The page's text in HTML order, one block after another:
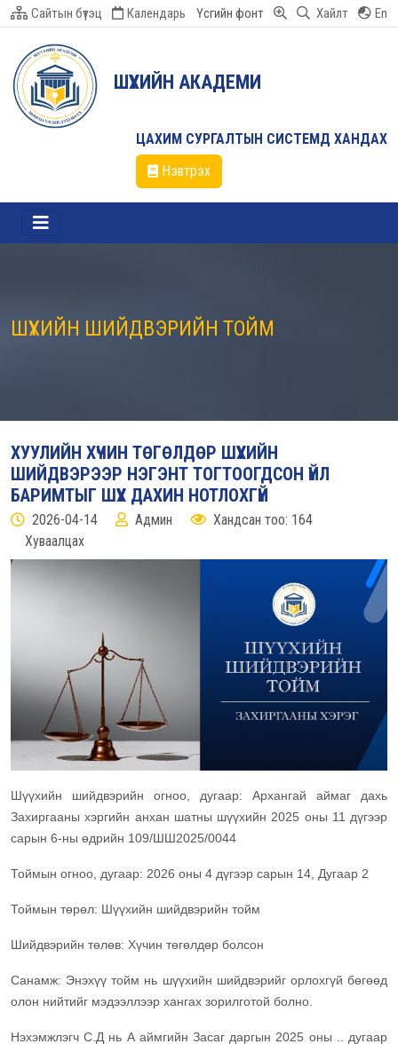
Сайтын бүтэц Календарь Үсгийн фонт Хайлт En
ШҮҮХИЙН АКАДЕМИ
ЦАХИМ СУРГАЛТЫН СИСТЕМД ХАНДАХ
Нэвтрэх
ШҮҮХИЙН ШИЙДВЭРИЙН ТОЙМ
ХУУЛИЙН ХҮЧИН ТӨГӨЛДӨР ШҮҮХИЙН
ШИЙДВЭРЭЭР НЭГЭНТ ТОГТООГДСОН ҮЙЛ
БАРИМТЫГ ШҮҮХ ДАХИН НОТЛОХГҮЙ
2026-04-14 Админ
Хандсан тоо: 164
Хуваалцах
Шүүхийн шийдвэрийн огноо, дугаар: Архангай аймаг дахь
Захиргааны хэргийн анхан шатны шүүхийн 2025 оны 11 дүгээр
сарын 6-ны өдрийн 109/ШШ2025/0044
Тоймын огноо, дугаар: 2026 оны 4 дүгээр сарын 14, Дугаар 2
Тоймын төрөл: Шүүхийн шийдвэрийн тойм
Шийдвэрийн төлөв: Хүчин төгөлдөр болсон
Санамж: Энэхүү тойм нь шүүхийн шийдвэрийг орлохгүй бөгөөд
олон нийтийг мэдээллээр хангах зорилготой болно.
Нэхэмжлэгч С.Д нь А аймгийн Засаг даргын 2025 оны .. дугаар